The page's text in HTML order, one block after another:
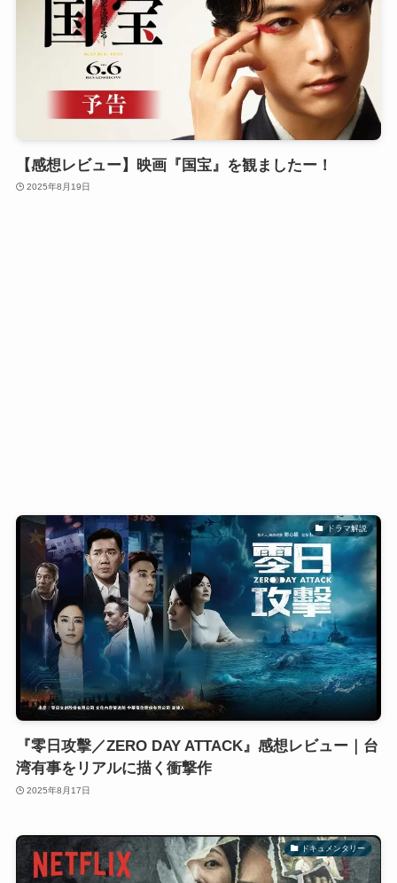
【感想レビュー】映画『国宝』を観ましたー！
2025年8月19日
ドラマ解説
『零日攻擊／ZERO DAY ATTACK』感想レビュー｜台
湾有事をリアルに描く衝撃作
2025年8月17日
ドキュメンタリー